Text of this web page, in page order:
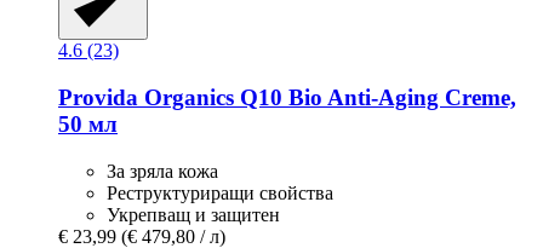
4.6 (23)
Provida Organics Q10 Bio Anti-​Aging Creme,
50 мл
За зряла кожа
Реструктуриращи свойства
Укрепващ и защитен
€ 23,99 (€ 479,80 / л)